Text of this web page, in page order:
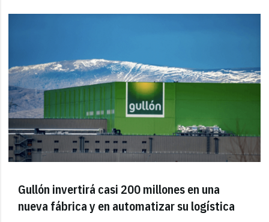
Gullón invertirá casi 200 millones en una
nueva fábrica y en automatizar su logística